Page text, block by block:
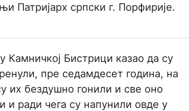
Патријарх српски г. Порфирије.
Камничкој Бистрици казао да су
пре седамдесет година, на
их бездушно гонили и све оно
и ради чега су напунили овде у